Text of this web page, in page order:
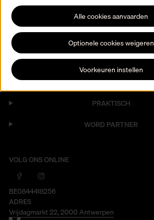
PRAKTISCH
WORD PARTNER
VOLG ONS ONLINE
BE0844418256
ADRES
Vrijdagmarkt 22, 2000 Antwerpen
Alle cookies aanvaarden
Optionele cookies weigeren
Voorkeuren instellen